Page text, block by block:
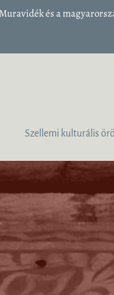
és a
Szellemi kulturális